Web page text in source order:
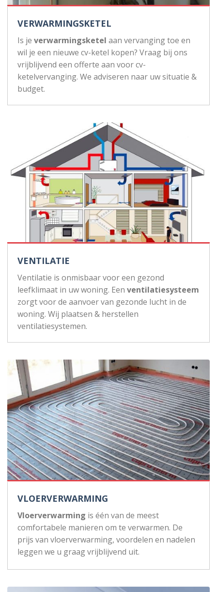
VERWARMINGSKETEL
Is je verwarmingsketel aan vervanging toe en
wil je een nieuwe cv-ketel kopen? Vraag bij ons
vrijblijvend een offerte aan voor cv-
ketelvervanging. We adviseren naar uw situatie &
budget.
VENTILATIE
Ventilatie is onmisbaar voor een gezond
leefklimaat in uw woning. Een ventilatiesysteem
zorgt voor de aanvoer van gezonde lucht in de
woning. Wij plaatsen & herstellen
ventilatiesystemen.
VLOERVERWARMING
Vloerverwarming is één van de meest
comfortabele manieren om te verwarmen. De
prijs van vloerverwarming, voordelen en nadelen
leggen we u graag vrijblijvend uit.